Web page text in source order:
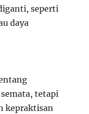
seperti
daya
tetapi
kepraktisan